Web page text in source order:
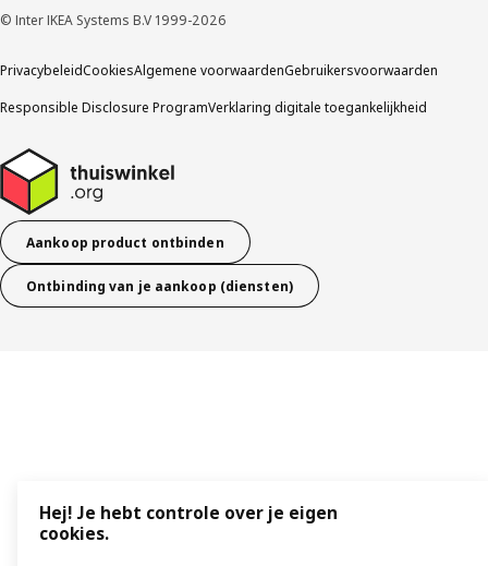
© Inter IKEA Systems B.V 1999-2026
PrivacybeleidCookiesAlgemene voorwaardenGebruikersvoorwaarden
Responsible Disclosure ProgramVerklaring digitale toegankelijkheid
Aankoop product ontbinden
Ontbinding van je aankoop (diensten)
Hej! Je hebt controle over je eigen
cookies.